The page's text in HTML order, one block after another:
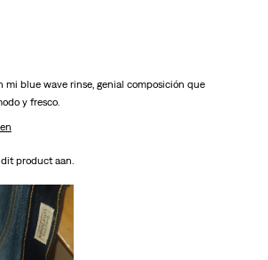
mi blue wave rinse, genial composición que
y fresco.
product aan.